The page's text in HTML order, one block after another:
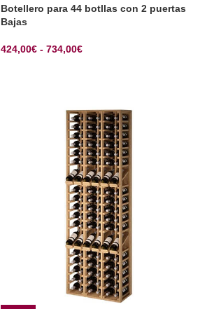
Botellero para 44 botllas con 2 puertas
Bajas
424,00€ - 734,00€